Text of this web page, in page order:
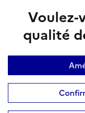
Voulez-
qualité